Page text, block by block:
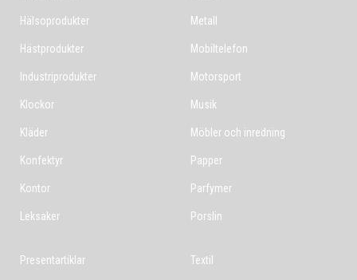
Hälsoprodukter
Hästprodukter
Industriprodukter
Klockor
Kläder
Konfektyr
Kontor
Leksaker
Metall
Mobiltelefon
Motorsport
Musik
Möbler och inredning
Papper
Parfymer
Porslin
Presentartiklar Textil